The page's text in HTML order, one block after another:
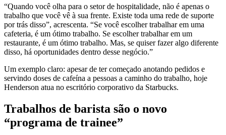
“Quando você olha para o setor de hospitalidade, não é apenas o
trabalho que você vê à sua frente. Existe toda uma rede de suporte
por trás disso”, acrescenta. “Se você escolher trabalhar em uma
cafeteria, é um ótimo trabalho. Se escolher trabalhar em um
restaurante, é um ótimo trabalho. Mas, se quiser fazer algo diferente
disso, há oportunidades dentro desse negócio.”
Um exemplo claro: apesar de ter começado anotando pedidos e
servindo doses de cafeína a pessoas a caminho do trabalho, hoje
Henderson atua no escritório corporativo da Starbucks.
Trabalhos de barista são o novo
“programa de trainee”